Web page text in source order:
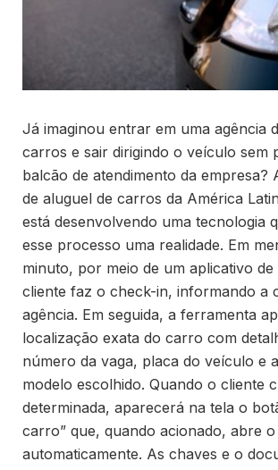
Já imaginou entrar em uma agência
carros e sair dirigindo o veículo sem
balcão de atendimento da empresa?
de aluguel de carros da América
está desenvolvendo uma tecnologia
esse processo uma realidade. Em
minuto, por meio de um aplicativo
cliente faz o check-in, informando a
agência. Em seguida, a ferramenta
localização exata do carro com
número da vaga, placa do veículo e
modelo escolhido. Quando o cliente
determinada, aparecerá na tela o
carro” que, quando acionado, abre
automaticamente. As chaves e o